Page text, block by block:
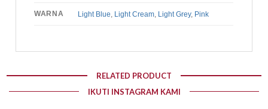
WARNA Light Blue Light Cream Light Grey, Pink
RELATED PRODUCT
IKUTI INSTAGRAM KAMI